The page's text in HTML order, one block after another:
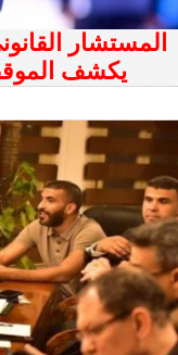
المستشار
يكشف